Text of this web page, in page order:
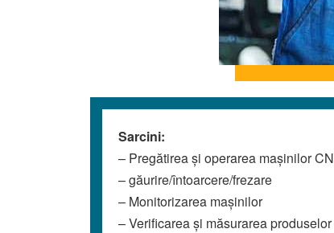
Sarcini:
– Pregătirea și operarea mașinilor
– găurire/întoarcere/frezare
– Monitorizarea mașinilor
– Verificarea și măsurarea